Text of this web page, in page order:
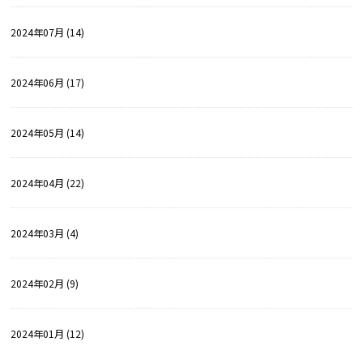
2024年07月 (14)
2024年06月 (17)
2024年05月 (14)
2024年04月 (22)
2024年03月 (4)
2024年02月 (9)
2024年01月 (12)